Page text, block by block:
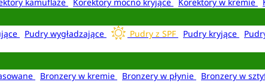
Pudry wygładzające Pudry z SPF Pudry kryjące
Bronzery w kremie Bronzery w płynie Bronzery w